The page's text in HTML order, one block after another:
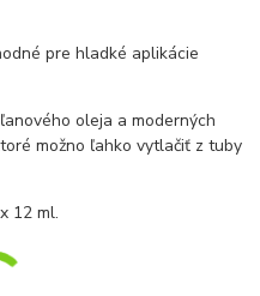
pre hladké aplikácie
oleja a moderných
možno ľahko vytlačiť z tuby
12 ml.